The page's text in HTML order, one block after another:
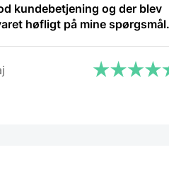
kundebetjening og der blev
høfligt på mine spørgsmål.